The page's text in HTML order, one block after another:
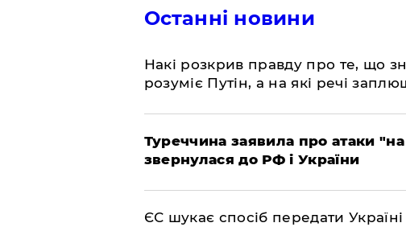
Останні новини
Накі розкрив правду про те, що
розуміє Путін, а на які речі
Туреччина заявила про атаки
звернулася до РФ і України
ЄС шукає спосіб передати